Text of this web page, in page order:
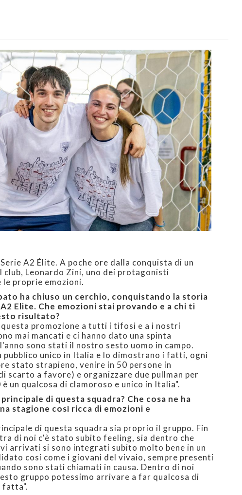
A2 Élite. A poche ore dalla conquista di un
Leonardo Zini, uno dei protagonisti
le proprie emozioni.
ha chiuso un cerchio, conquistando la storia
Elite. Che emozioni stai provando e a chi ti
risultato?
promozione a tutti i tifosi e a i nostri
mai mancati e ci hanno dato una spinta
sono stati il nostro sesto uomo in campo.
pubblico unico in Italia e lo dimostrano i fatti, ogni
stato strapieno, venire in 50 persone in
scarto a favore) e organizzare due pullman per
un qualcosa di clamoroso e unico in Italia".
di questa squadra? Che cosa ne ha
stagione così ricca di emozioni e
di questa squadra sia proprio il gruppo. Fin
di noi c'è stato subito feeling, sia dentro che
arrivati si sono integrati subito molto bene in un
cosi come i giovani del vivaio, sempre presenti
sono stati chiamati in causa. Dentro di noi
gruppo potessimo arrivare a far qualcosa di
fatta".